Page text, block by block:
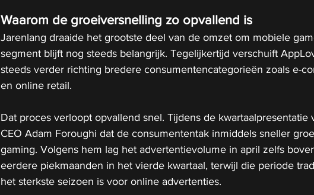
Waarom de groeiversnelling zo opvallend is
Jarenlang draaide het grootste deel van de omzet om mobiele
segment blijft nog steeds belangrijk. Tegelijkertijd verschuift
steeds verder richting bredere consumentencategorieën zoals e-
en online retail.
Dat proces verloopt opvallend snel. Tijdens de kwartaalpresentatie
CEO Adam Foroughi dat de consumententak inmiddels sneller
gaming. Volgens hem lag het advertentievolume in april zelfs
eerdere piekmaanden in het vierde kwartaal, terwijl die periode
het sterkste seizoen is voor online advertenties.